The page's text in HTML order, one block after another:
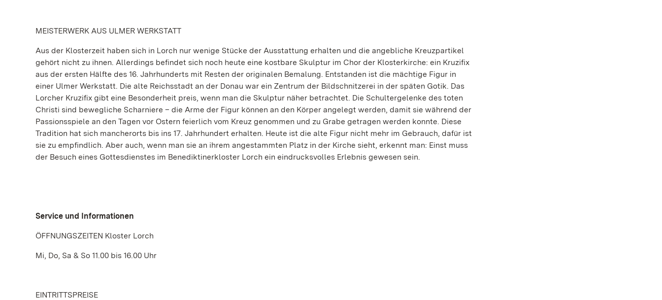
MEISTERWERK AUS ULMER WERKSTATT
Aus der Klosterzeit haben sich in Lorch nur wenige Stücke der Ausstattung erhalten und die angebliche Kreuzpartikel
gehört nicht zu ihnen. Allerdings befindet sich noch heute eine kostbare Skulptur im Chor der Klosterkirche: ein Kruzifix
aus der ersten Hälfte des 16. Jahrhunderts mit Resten der originalen Bemalung. Entstanden ist die mächtige Figur in
einer Ulmer Werkstatt. Die alte Reichsstadt an der Donau war ein Zentrum der Bildschnitzerei in der späten Gotik. Das
Lorcher Kruzifix gibt eine Besonderheit preis, wenn man die Skulptur näher betrachtet. Die Schultergelenke des toten
Christi sind bewegliche Scharniere – die Arme der Figur können an den Körper angelegt werden, damit sie während der
Passionsspiele an den Tagen vor Ostern feierlich vom Kreuz genommen und zu Grabe getragen werden konnte. Diese
Tradition hat sich mancherorts bis ins 17. Jahrhundert erhalten. Heute ist die alte Figur nicht mehr im Gebrauch, dafür ist
sie zu empfindlich. Aber auch, wenn man sie an ihrem angestammten Platz in der Kirche sieht, erkennt man: Einst muss
der Besuch eines Gottesdienstes im Benediktinerkloster Lorch ein eindrucksvolles Erlebnis gewesen sein.
Service und Informationen
ÖFFNUNGSZEITEN Kloster Lorch
Mi, Do, Sa & So 11.00 bis 16.00 Uhr
EINTRITTSPREISE